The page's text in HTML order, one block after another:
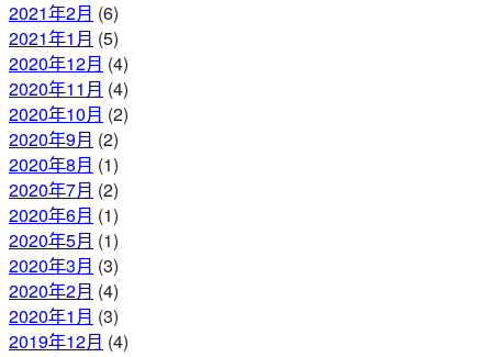
2021年2月 (6)
2021年1月 (5)
2020年12月 (4)
2020年11月 (4)
2020年10月 (2)
2020年9月 (2)
2020年8月 (1)
2020年7月 (2)
2020年6月 (1)
2020年5月 (1)
2020年3月 (3)
2020年2月 (4)
2020年1月 (3)
2019年12月 (4)